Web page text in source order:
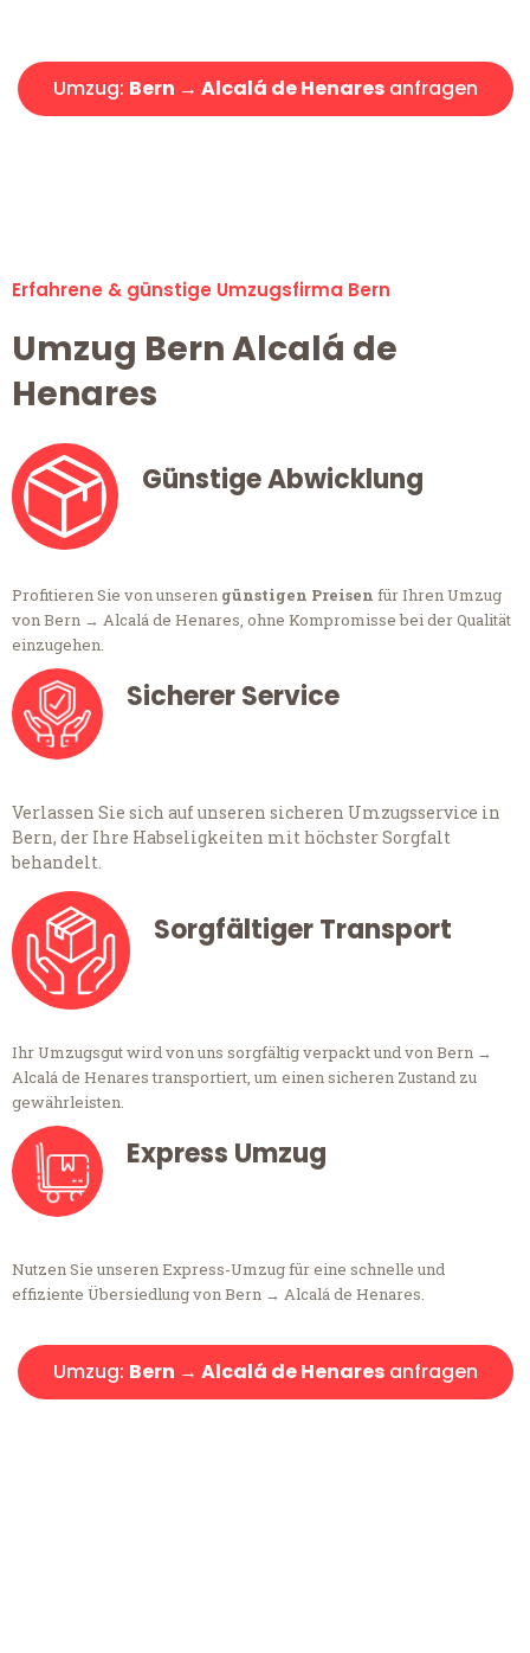
Umzug: Bern → Alcalá de Henaresanfragen
Erfahrene & günstige Umzugsfirma Bern
Umzug Bern Alcalá de
Henares
Günstige Abwicklung
Profitieren Sie von unseren günstigen Preisen für Ihren Umzug
von Bern → Alcalá de Henares, ohne Kompromisse bei der Qualität
einzugehen.
Sicherer Service
Verlassen Sie sich auf unseren sicheren Umzugsservice in
Bern, der Ihre Habseligkeiten mit höchster Sorgfalt
behandelt.
Sorgfältiger Transport
Ihr Umzugsgut wird von uns sorgfältig verpackt und von Bern →
Alcalá de Henares transportiert, um einen sicheren Zustand zu
gewährleisten.
Express Umzug
Nutzen Sie unseren Express-Umzug für eine schnelle und
effiziente Übersiedlung von Bern → Alcalá de Henares.
Umzug: Bern → Alcalá de Henaresanfragen